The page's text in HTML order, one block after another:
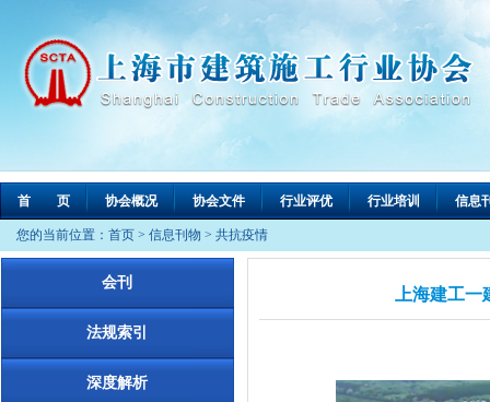
首 页 协会概况 协会文件 行业评优 行业培训 信息
您的当前位置： 首页 > 信息刊物 > 共抗疫情
会刊
法规索引
深度解析
上海建工